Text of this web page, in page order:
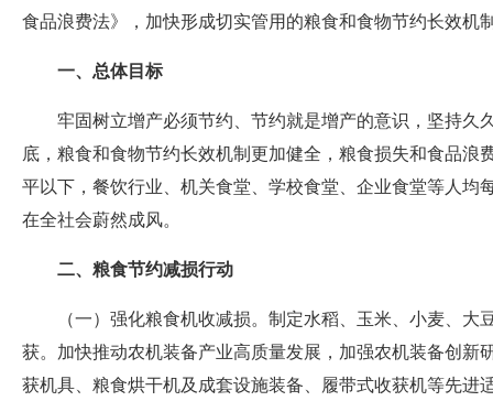
食品浪费法》，加快形成切实管用的粮食和食物节约长效机
一、总体目标
牢固树立增产必须节约、节约就是增产的意识，坚持久
底，粮食和食物节约长效机制更加健全，粮食损失和食品
平以下，餐饮行业、机关食堂、学校食堂、企业食堂等人
在全社会蔚然成风。
二、粮食节约减损行动
（一）强化粮食机收减损。制定水稻、玉米、小麦、
获。加快推动农机装备产业高质量发展，加强农机装备创
获机具、粮食烘干机及成套设施装备、履带式收获机等先